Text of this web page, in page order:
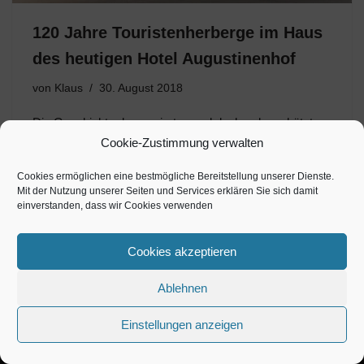
Cookie-Zustimmung verwalten
Cookies ermöglichen eine bestmögliche Bereitstellung unserer Dienste.
Mit der Nutzung unserer Seiten und Services erklären Sie sich damit
einverstanden, dass wir Cookies verwenden
Cookies akzeptieren
Ablehnen
Einstellungen anzeigen
120 Jahre Touristenherberge im Haus
des heutigen Hotel Augustinenhof
von Klaus 30. August 2018
Die Geschichte des sanierten und denkmalgeschützten
Altberliner Ziegelbaus reicht bis in das Jahr 1868 zurück.
einfaches Touristenhotel eröffnet um dem schon damals
aufkommenden touristischen Gästeströmen gerecht…